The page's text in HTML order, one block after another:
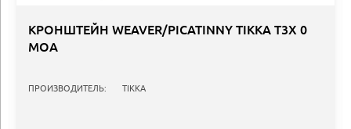
КРОНШТЕЙН WEAVER/PICATINNY TIKKA T3X 0
MOA
ПРОИЗВОДИТЕЛЬ: TIKKA